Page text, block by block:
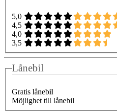
5,0
4,5
4,0
3,5
Lånebil
Gratis lånebil
Möjlighet till lånebil